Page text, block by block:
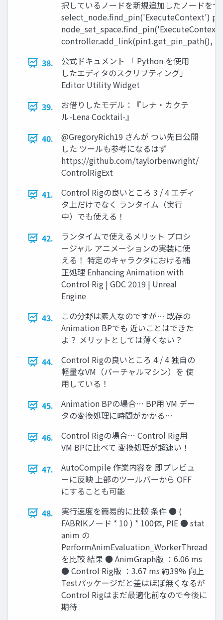
択しているノードを新規追加したノードを
select_node.find_pin('ExecuteContext')
controller.add_link(pin1.get_pin_path(),
38.
公式ドキュメント 「 Python を使用
したエディタのスクリプティング」
Editor Utility Widget
39.
お借りしたモデル：『レナ・カクテ
ル-Lena Cocktail-』
40.
@GregoryRich19 さんが つい先日公開
した ツールも参考になるはず
https://github.com/taylorbenwright/
ControlRigExt
41.
Control Rigの良いところ 3 / 4 エディ
タ上だけでなく ランタイム（実行
中）でも使える！
42.
ランタイムで使えるメリット プロシ
ージャル アニメーションの実装に使
える！ 特定のキャラクタにおける補
正処理 Enhancing Animation with
Control Rig | GDC 2019 | Unreal
Engine
43.
この分野は素人なのですが… 既存の
Animation BPでも 近いことはできた
よ？ メリットとしては薄くない？
44.
Control Rigの良いところ 4 / 4 独自の
軽量なVM（バーチャルマシン）を 使
用している！
45.
Animation BPの場合… BP用 VM デー
タの変換処理に時間がかかる…
46.
Control Rigの場合… Control Rig用
VM BPに比べて 変換処理が超速い！
47.
AutoCompile 作業内容を 即プレビュ
ーに反映 上部のツールバーから OFF
にすることも可能
48.
実行速度を簡易的に比較 条件 ● (
FABRIKノード * 10 ) * 100体, PIE ● stat
anim の
PerformAnimEvaluation_WorkerThread
を比較 結果 ● AnimGraph版 ：6.06 ms
● Control Rig版 ：3.67 ms 約39% 向上
Testパッケージだと差はほぼ無くなるが
Control Rigはまだ最適化前なので今後に
期待